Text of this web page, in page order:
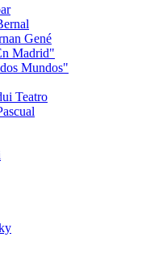
Gené
Madrid"
Mundos"
Teatro